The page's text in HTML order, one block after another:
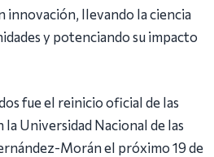
innovación, llevando la ciencia
y potenciando su impacto
fue el reinicio oficial de las
la Universidad Nacional de las
Morán el próximo 19 de